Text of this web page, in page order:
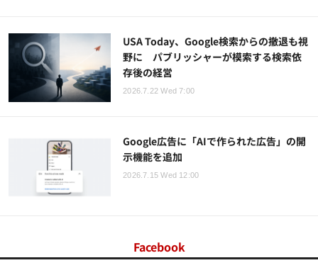
USA Today、Google検索からの撤退も視
野に パブリッシャーが模索する検索依
存後の経営
2026.7.22 Wed 7:00
Google広告に「AIで作られた広告」の開
示機能を追加
2026.7.15 Wed 12:00
Facebook